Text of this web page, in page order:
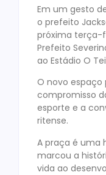
Em um gesto
o prefeito
próxima terça-
Prefeito
ao Estádio O
O novo
compromisso
esporte e a
ritense.
A praça é uma
marcou a
vida ao